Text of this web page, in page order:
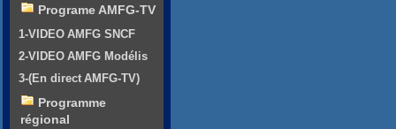
Programe AMFG-TV
1-VIDEO AMFG SNCF
2-VIDEO AMFG Modélis
3-(En direct AMFG-TV)
Programme
régional